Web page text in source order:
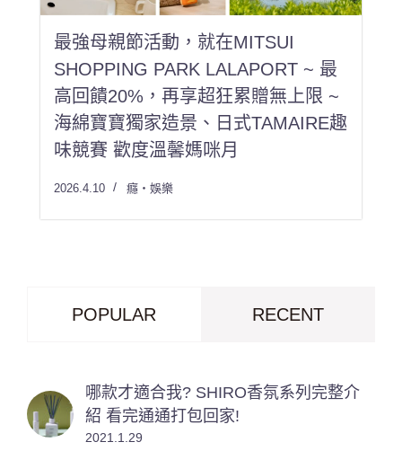
最強母親節活動，就在MITSUI
SHOPPING PARK LALAPORT ~ 最
高回饋20%，再享超狂累贈無上限 ~
海綿寶寶獨家造景、日式TAMAIRE趣
味競賽 歡度溫馨媽咪月
2026.4.10 癮・娛樂
POPULAR RECENT
哪款才適合我? SHIRO香氛系列完整介
紹 看完通通打包回家!
2021.1.29